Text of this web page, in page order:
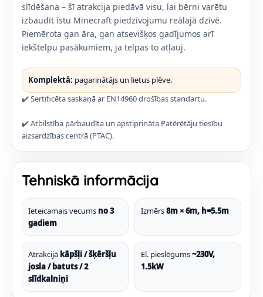
slīdēšana – šī atrakcija piedāvā visu, lai bērni varētu
izbaudīt īstu Minecraft piedzīvojumu reālajā dzīvē.
Piemērota gan āra, gan atsevišķos gadījumos arī
iekštelpu pasākumiem, ja telpas to atļauj.
Komplektā: pagarinātājs un lietus plēve.
✔️ Sertificēta saskaņā ar EN14960 drošības standartu.
✔️ Atbilstība pārbaudīta un apstiprināta Patērētāju tiesību
aizsardzības centrā (PTAC).
Tehniskā informācija
Ieteicamais vecums no 3
gadiem
Izmērs8m × 6m, h=5.5m
Atrakcijā kāpšļi / šķēršļu
josla / batuts / 2
slīdkalniņi
El. pieslēgums~230V,
1.5kW